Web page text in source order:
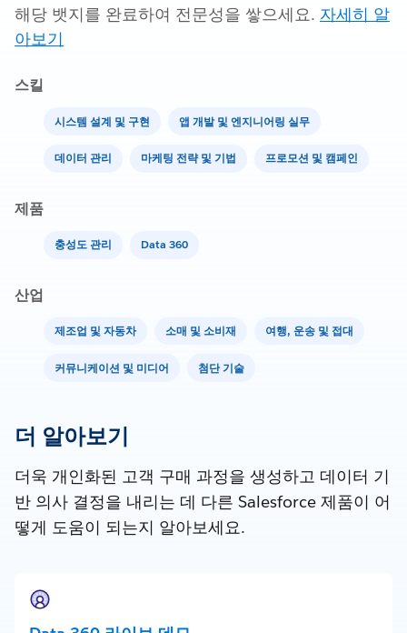
해당 뱃지를 완료하여 전문성을 쌓으세요. 자세히 알
아보기
스킬
시스템 설계 및 구현 앱 개발 및 엔지니어링 실무
데이터 관리 마케팅 전략 및 기법 프로모션 및 캠페인
제품
충성도 관리 Data 360
산업
제조업 및 자동차 소매 및 소비재 여행, 운송 및 접대
커뮤니케이션 및 미디어 첨단 기술
더 알아보기
더욱 개인화된 고객 구매 과정을 생성하고 데이터 기
반 의사 결정을 내리는 데 다른 Salesforce 제품이 어
떻게 도움이 되는지 알아보세요.